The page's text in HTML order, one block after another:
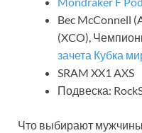
Bec McConnell
(XCO),
зачета Кубка
SRAM XX1 AXS
Подвеска:
Что выбирают